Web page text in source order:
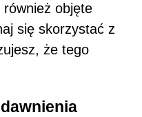
objęte
się skorzystać z
że tego